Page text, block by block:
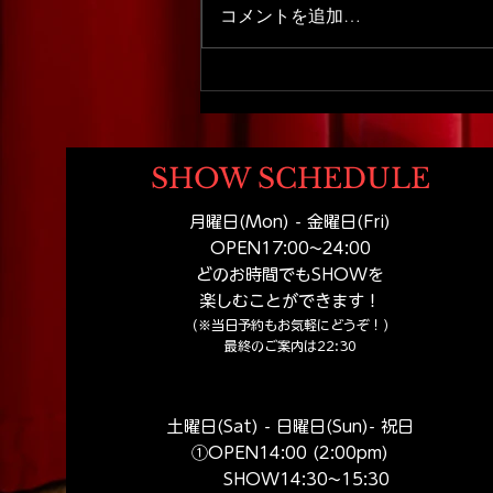
を開けた瞬間から始まる。札
幌観光で出会う小さなテーマ
パーク
コメントを追加…
SHOW SCHEDULE
月曜日(Mon) - 金曜日(Fri)
OPEN17:00~24:00
どのお時間でもSHOWを
楽しむことができます！
（※当日予約もお気軽にどうぞ！）
​最終のご案内は22:30
土曜日(Sat) - 日曜日(Sun)- 祝日
①OPEN14:00 (2:00pm​)
SHOW14:30~15:30